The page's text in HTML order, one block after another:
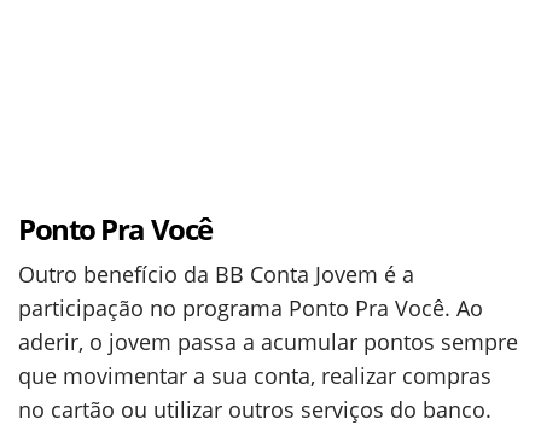
Ponto Pra Você
Outro benefício da BB Conta Jovem é a
participação no programa Ponto Pra Você. Ao
aderir, o jovem passa a acumular pontos sempre
que movimentar a sua conta, realizar compras
no cartão ou utilizar outros serviços do banco.